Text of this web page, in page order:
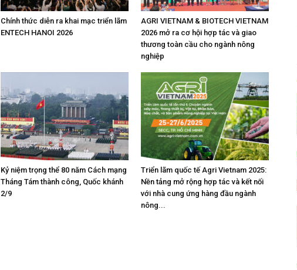
Chính thức diễn ra khai mạc triển lãm
ENTECH HANOI 2026
AGRI VIETNAM & BIOTECH VIETNAM
2026 mở ra cơ hội hợp tác và giao
thương toàn cầu cho ngành nông
nghiệp
Kỷ niệm trọng thể 80 năm Cách mạng
Tháng Tám thành công, Quốc khánh
2/9
Triển lãm quốc tế Agri Vietnam 2025:
Nền tảng mở rộng hợp tác và kết nối
với nhà cung ứng hàng đầu ngành
nông...